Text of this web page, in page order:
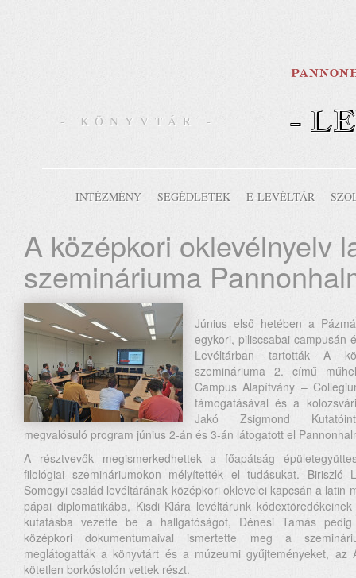
- KÖNYVTÁR - -
INTÉZMÉNY SEGÉDLETEK E-LEVÉLTÁR
A középkori oklevélnyelv
szemináriuma
Június első hetében a
egykori, piliscsabai campusán
Levéltárban tartották A
szemináriuma 2. című
Campus Alapítvány –
támogatásával és a
Jakó Zsigmond
megvalósuló program június 2-án és 3-án látogatott el
A résztvevők megismerkedhettek a főapátság
filológiai szemináriumokon mélyítették el tudásukat.
Somogyi család levéltárának középkori oklevelei kapcsán a latin
pápai diplomatikába, Kisdi Klára levéltárunk
kutatásba vezette be a hallgatóságot, Dénesi Tamás pedig
középkori dokumentumaival ismertette meg a
meglátogatták a könyvtárt és a múzeumi gyűjteményeket, az
kötetlen borkóstolón vettek részt.